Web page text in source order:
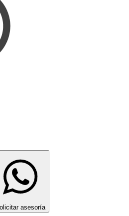
asesoría